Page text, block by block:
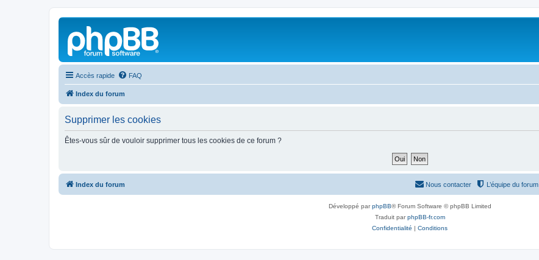
Accès rapide FAQ
Index du forum
Supprimer les cookies
Êtes-vous sûr de vouloir supprimer tous les cookies de ce forum ?
Index du forum L’équipe du forum
Nous contacter
Développé parphpBB® Forum Software © phpBB Limited
Traduit parphpBB-fr.com
Confidentialité | Conditions